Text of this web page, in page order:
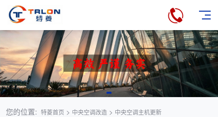
您的位置: 特菱首页 > 中央空调改造> 中央空调主机更新